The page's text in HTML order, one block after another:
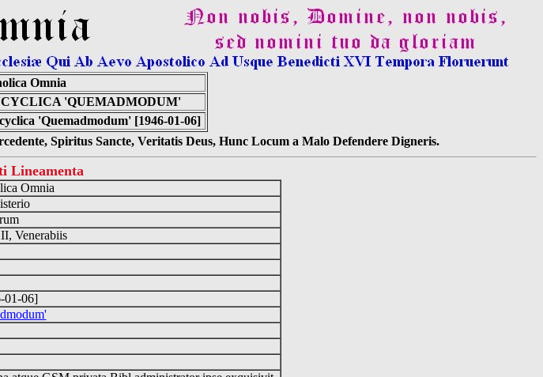
Omnia
'QUEMADMODUM'
'Quemadmodum' [1946-01-06]
Spiritus Sancte, Veritatis Deus, Hunc Locum a Malo Defendere Digneris.
Lineamenta
Omnia
Venerabiis
01-06]